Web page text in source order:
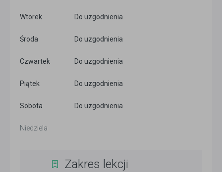
Wtorek Do uzgodnienia
Środa Do uzgodnienia
Czwartek Do uzgodnienia
Piątek Do uzgodnienia
Sobota Do uzgodnienia
Niedziela
Zakres lekcji